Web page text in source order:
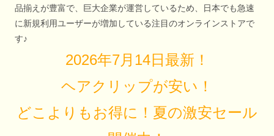
品揃えが豊富で、巨大企業が運営しているため、日本でも急速
に新規利用ユーザーが増加している注目のオンラインストアで
す♪
2026年7月14日最新！
ヘアクリップが安い！
どこよりもお得に！夏の激安セール